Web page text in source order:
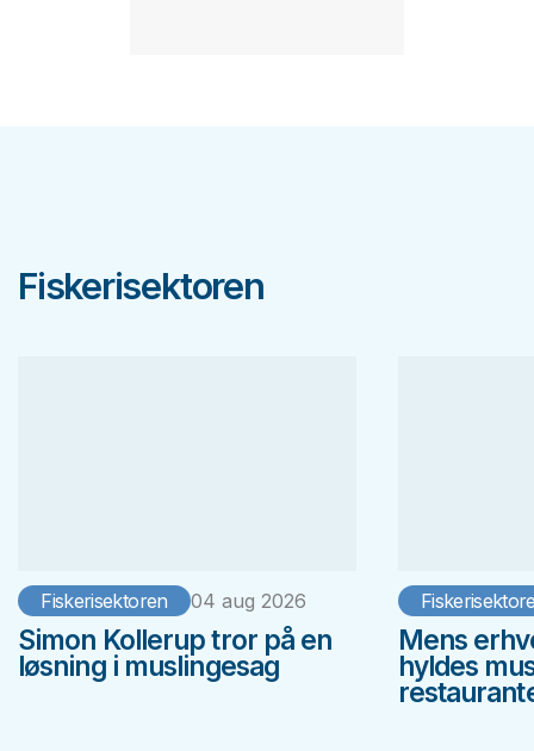
Fiskerisektoren
Fiskerisektoren 04 aug 2026
Simon Kollerup tror på en
løsning i muslingesag
Mens
hyldes